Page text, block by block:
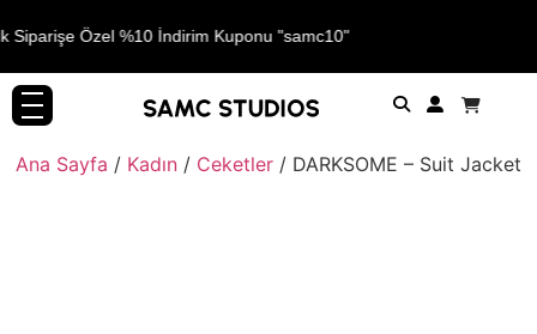
Siparişe Özel %10 İndirim Kuponu "samc10"
Ana Sayfa / Kadın / Ceketler / DARKSOME – Suit Jacket